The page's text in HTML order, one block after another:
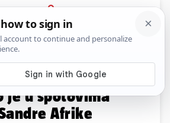
PRIJAVA
News Komentari
izbo model
je u spotovima
Afrike